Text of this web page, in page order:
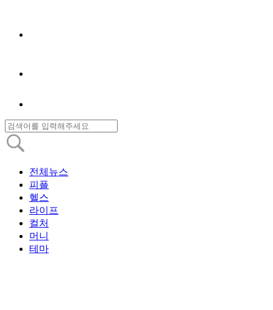
전체뉴스
피플
헬스
라이프
컬처
머니
테마